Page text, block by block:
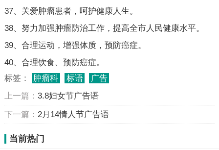
37、关爱肿瘤患者，呵护健康人生。
38、努力加强肿瘤防治工作，提高全市人民健康水平。
39、合理运动，增强体质，预防癌症。
40、合理饮食、预防癌症。
标签：
肿瘤科 标语
广告
上一篇： 3.8妇女节广告语
下一篇： 2月14情人节广告语
当前热门